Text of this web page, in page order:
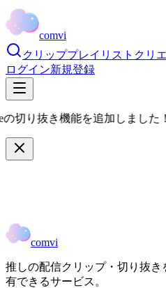
comvi
クリッププレイリスト クリ
ログイン新規登録
り抜き機能を追加しました！
comvi
推しの配信クリップ・切り抜
有できるサービス。